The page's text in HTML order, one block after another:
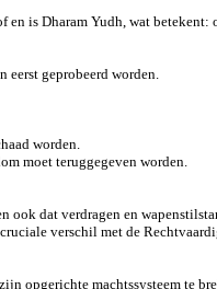
is Dharam Yudh, wat
eerst geprobeerd worden.
worden.
moet teruggegeven worden.
dat verdragen en
verschil met de
opgerichte machtssysteem te